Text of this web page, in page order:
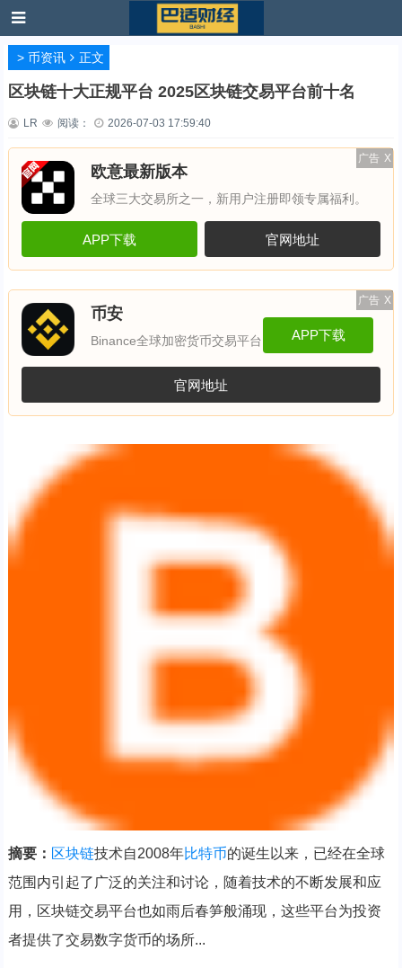
> 币资讯 正文
区块链十大正规平台 2025区块链交易平台前十名
LR 阅读： 2026-07-03 17:59:40
广告 X
欧意最新版本
全球三大交易所之一，新用户注册即领专属福利。
APP下载 官网地址
广告 X
币安
Binance全球加密货币交易平台 APP下载
官网地址
摘要： 区块链技术自2008年比特币的诞生以来，已经在全球
范围内引起了广泛的关注和讨论，随着技术的不断发展和应
用，区块链交易平台也如雨后春笋般涌现，这些平台为投资
者提供了交易数字货币的场所...